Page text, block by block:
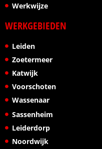
Werkwijze
WERKGEBIEDEN
Leiden
Zoetermeer
Katwijk
Voorschoten
Wassenaar
Sassenheim
Leiderdorp
Noordwijk